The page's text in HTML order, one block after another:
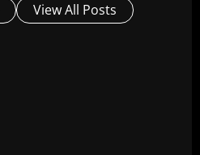
View All Posts